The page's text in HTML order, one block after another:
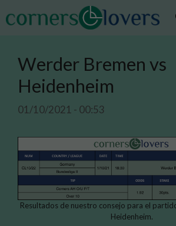
al
Werder Bremen vs
Heidenheim
01/10/2021 - 00:53
Resultados de nuestro consejo para el
Heidenheim.